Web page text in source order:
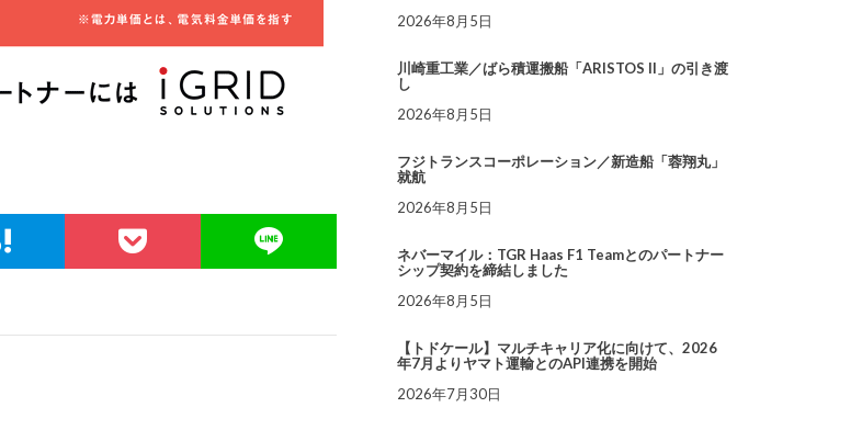
2026年8月5日
川崎重工業／ばら積運搬船「ARISTOS II」の引き渡
し
2026年8月5日
フジトランスコーポレーション／新造船「蓉翔丸」
就航
2026年8月5日
ネバーマイル：TGR Haas F1 Teamとのパートナー
シップ契約を締結しました
2026年8月5日
【トドケール】マルチキャリア化に向けて、2026
年7月よりヤマト運輸とのAPI連携を開始
2026年7月30日